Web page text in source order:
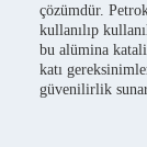
çözümdür.
kullanılıp
bu alümina
katı
güvenilirlik